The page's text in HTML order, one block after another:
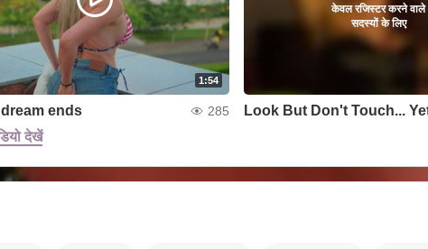
1:54
ends 285
केवल रजिस्टर करने वाले
सदस्यों के लिए
Look But Don't Touch...
देखें